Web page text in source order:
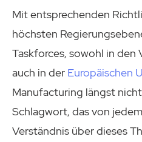
Mit entsprechenden
höchsten
Taskforces, sowohl in den
auch in der Europäischen
Manufacturing längst
Schlagwort, das von
Verständnis über dieses